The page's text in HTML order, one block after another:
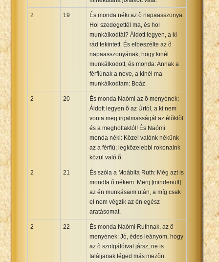
2 19
És monda néki az õ napaasszonya:
Hol szedegettél ma, és hol
munkálkodtál? Áldott legyen, a ki
rád tekintett. És elbeszélte az õ
napaasszonyának, hogy kinél
munkálkodott, és monda: Annak a
férfiúnak a neve, a kinél ma
munkálkodtam: Boáz.
2 20
És monda Naómi az õ menyének:
Áldott legyen õ az Úrtól, a ki nem
vonta meg irgalmasságát az élõktõl
és a megholtaktól! És Naómi
monda néki: Közel valónk nékünk
az a férfiú; legközelebbi rokonaink
közül való õ.
2 21
És szóla a Moábita Ruth: Még azt is
mondta õ nékem: Menj [mindenütt]
az én munkásaim után, a míg csak
el nem végzik az én egész
aratásomat.
2 22
És monda Naómi Ruthnak, az õ
menyének: Jó, édes leányom, hogy
az õ szolgálóival jársz, ne is
találjanak téged más mezõn.